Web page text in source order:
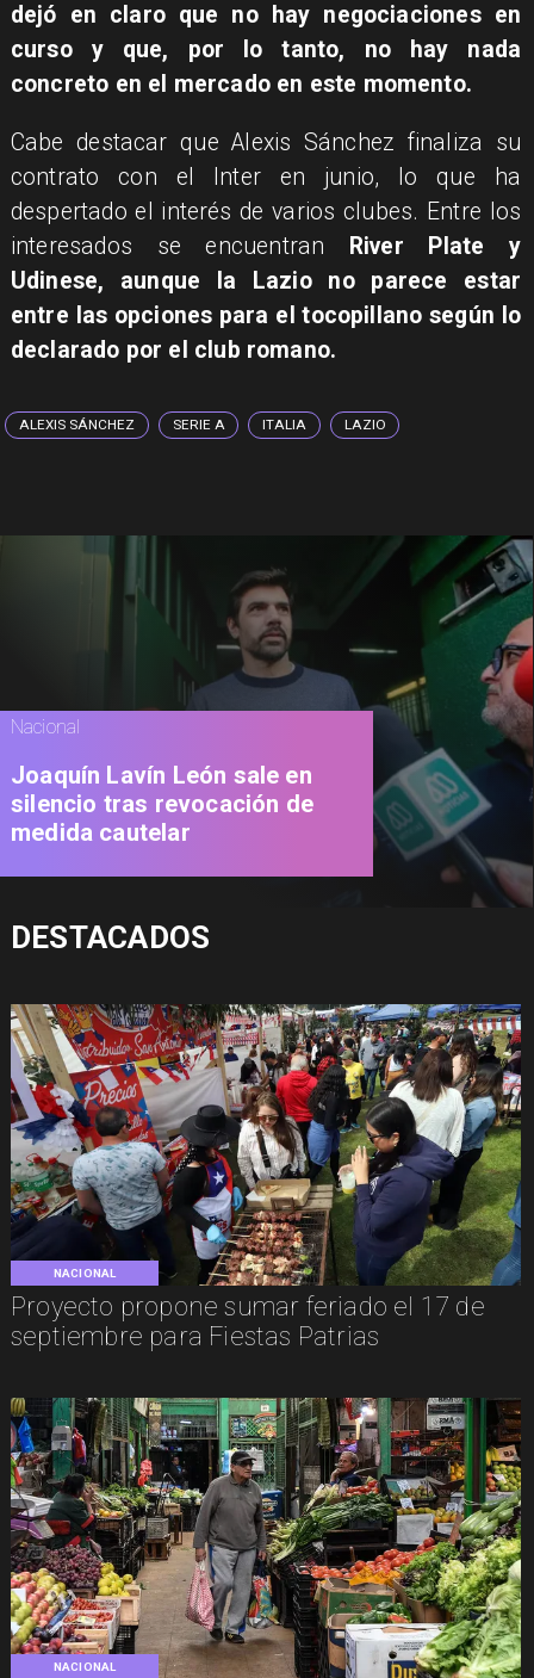
dejó en claro que no hay negociaciones en
curso y que, por lo tanto, no hay nada
concreto en el mercado en este momento.
Cabe destacar que Alexis Sánchez finaliza su
contrato con el Inter en junio, lo que ha
despertado el interés de varios clubes. Entre los
interesados se encuentran River Plate y
Udinese, aunque la Lazio no parece estar
entre las opciones para el tocopillano según lo
declarado por el club romano.
ALEXIS SÁNCHEZ SERIE A ITALIA LAZIO
NACIONAL
Proyecto propone sumar feriado el 17 de
septiembre para Fiestas Patrias
NACIONAL
Nacional
Joaquín Lavín León sale en
silencio tras revocación de
medida cautelar
DESTACADOS